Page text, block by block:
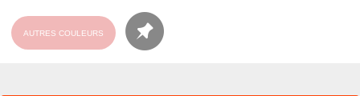
AUTRES COULEURS